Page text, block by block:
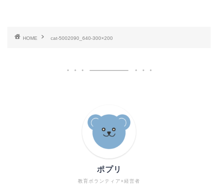
HOME cat-5002090_640-300×200
教育ボランティア×経営者
ポプリ